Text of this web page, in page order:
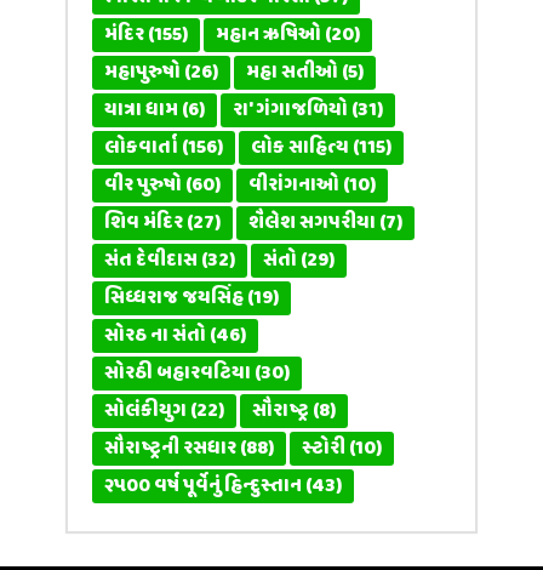
મંદિર(155) મહાન ઋષિઓ(20)
મહાપુરુષો(26) મહા સતીઓ(5)
યાત્રા ધામ(6) રા' ગંગાજળિયો(31)
લોકવાર્તા(156) લોક સાહિત્ય(115)
વીર પુરુષો(60) વીરાંગનાઓ(10)
શિવ મંદિર(27) શૈલેશ સગપરીયા(7)
સંત દેવીદાસ(32) સંતો(29)
સિધ્ધરાજ જયસિંહ(19)
સોરઠ ના સંતો(46)
સોરઠી બહારવટિયા(30)
સોલંકીયુગ(22) સૌરાષ્ટ્ર(8)
સૌરાષ્ટ્રની રસધાર(88) સ્ટોરી(10)
૨૫૦૦ વર્ષ પૂર્વેનું હિન્દુસ્તાન(43)